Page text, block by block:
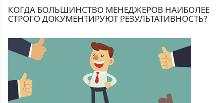
КОГДА БОЛЬШИНСТВО МЕНЕДЖЕРОВ НАИБОЛЕЕ
СТРОГО ДОКУМЕНТИРУЮТ РЕЗУЛЬТАТИВНОСТЬ?